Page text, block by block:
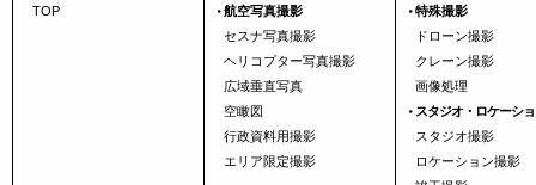
TOP
航空写真撮影
セスナ写真撮影
ヘリコプター写真撮影
広域垂直写真
空瞰図
行政資料用撮影
エリア限定撮影
特殊撮影
ドローン撮影
クレーン撮影
画像処理
スタジオ・ロケーシ
スタジオ撮影
ロケーション撮影